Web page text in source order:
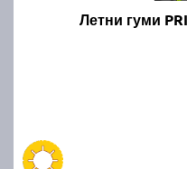
Летни гуми